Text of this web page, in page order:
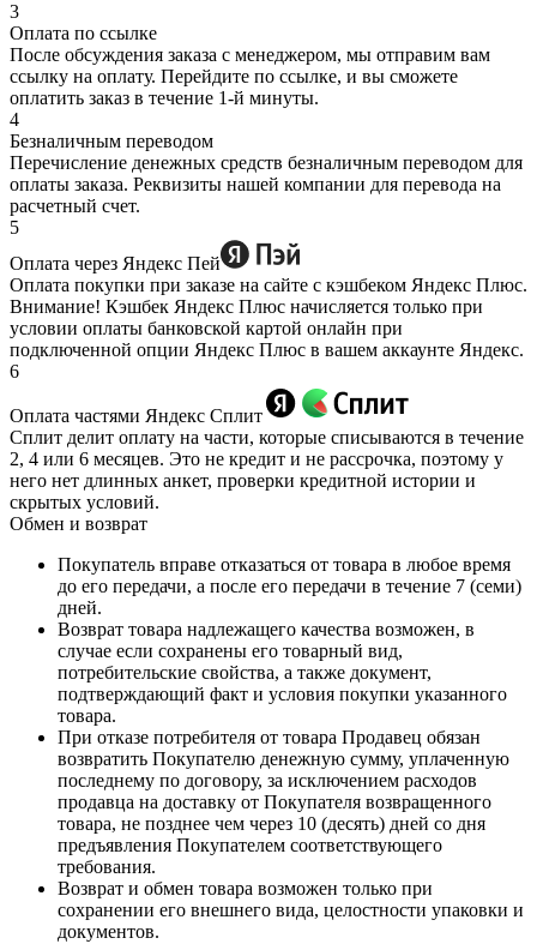
3
Оплата по ссылке
После обсуждения заказа с менеджером, мы отправим вам
ссылку на оплату. Перейдите по ссылке, и вы сможете
оплатить заказ в течение 1-й минуты.
4
Безналичным переводом
Перечисление денежных средств безналичным переводом для
оплаты заказа. Реквизиты нашей компании для перевода на
расчетный счет.
5
Оплата через Яндекс Пей
Оплата покупки при заказе на сайте с кэшбеком Яндекс Плюс.
Внимание! Кэшбек Яндекс Плюс начисляется только при
условии оплаты банковской картой онлайн при
подключенной опции Яндекс Плюс в вашем аккаунте Яндекс.
6
Оплата частями Яндекс Сплит
Сплит делит оплату на части, которые списываются в течение
2, 4 или 6 месяцев. Это не кредит и не рассрочка, поэтому у
него нет длинных анкет, проверки кредитной истории и
скрытых условий.
Обмен и возврат
Покупатель вправе отказаться от товара в любое время
до его передачи, а после его передачи в течение 7 (семи)
дней.
Возврат товара надлежащего качества возможен, в
случае если сохранены его товарный вид,
потребительские свойства, а также документ,
подтверждающий факт и условия покупки указанного
товара.
При отказе потребителя от товара Продавец обязан
возвратить Покупателю денежную сумму, уплаченную
последнему по договору, за исключением расходов
продавца на доставку от Покупателя возвращенного
товара, не позднее чем через 10 (десять) дней со дня
предъявления Покупателем соответствующего
требования.
Возврат и обмен товара возможен только при
сохранении его внешнего вида, целостности упаковки и
документов.